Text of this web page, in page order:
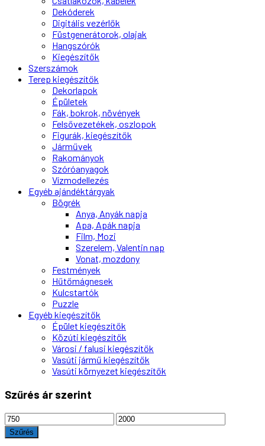
Dekóderek
Digitális vezérlők
Füstgenerátorok, olajak
Hangszórók
Kiegészítők
Szerszámok
Terep kiegészítők
Dekorlapok
Épületek
Fák, bokrok, növények
Felsővezetékek, oszlopok
Figurák, kiegészítők
Járművek
Rakományok
Szóróanyagok
Vízmodellezés
Egyéb ajándéktárgyak
Bögrék
Anya, Anyák napja
Apa, Apák napja
Film, Mozi
Szerelem, Valentin nap
Vonat, mozdony
Festmények
Hűtőmágnesek
Kulcstartók
Puzzle
Egyéb kiegészítők
Épület kiegészítők
Közúti kiegészítők
Városi / falusi kiegészítők
Vasúti jármű kiegészítők
Vasúti környezet kiegészítők
Szűrés ár szerint
Min
ár
Max
ár
Szűrés